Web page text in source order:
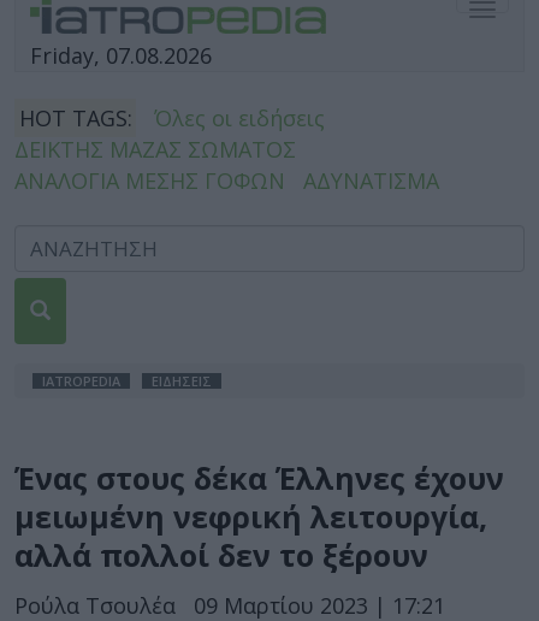
Friday, 07.08.2026
HOT TAGS:
Όλες οι ειδήσεις
ΔΕΙΚΤΗΣ ΜΑΖΑΣ ΣΩΜΑΤΟΣ
ΑΝΑΛΟΓΙΑ ΜΕΣΗΣ ΓΟΦΩΝ
ΑΔΥΝΑΤΙΣΜΑ
IATROPEDIA ΕΙΔΗΣΕΙΣ
Ένας στους δέκα Έλληνες έχουν
μειωμένη νεφρική λειτουργία,
αλλά πολλοί δεν το ξέρουν
Ρούλα Τσουλέα 09 Μαρτίου 2023 | 17:21